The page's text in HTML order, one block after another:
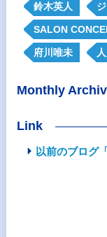
鈴木英人
SALON
府川唯未
Monthly
Link
以前のブログ